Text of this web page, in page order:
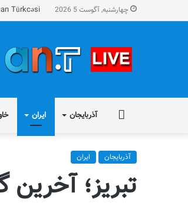
چهارشنبه, آگوست 5 2026 Türkcəsi
آذربایجان ایران
آذربایجان ایران
تبریز؛ آخرین